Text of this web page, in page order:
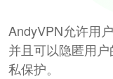
AndyVPN允许用
并且可以隐匿用
私保护。